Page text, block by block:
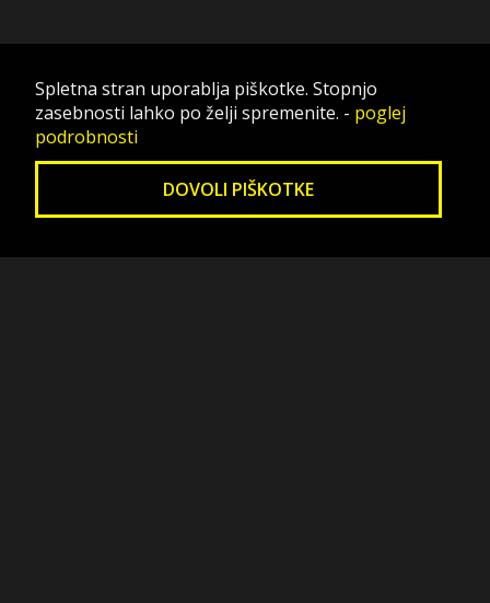
Spletna stran uporablja piškotke. Stopnjo
zasebnosti lahko po želji spremenite. - poglej
podrobnosti
DOVOLI PIŠKOTKE